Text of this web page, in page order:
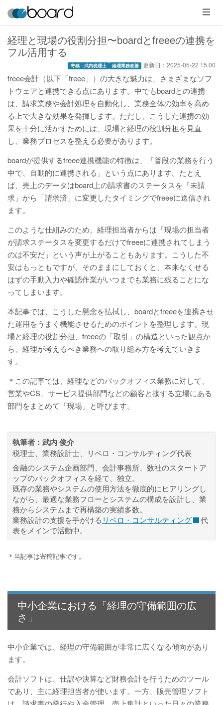
メ
ニ
ュ
ー
経理と現場の役割分担〜boardとfreeeの連携を
フル活用する
寄稿：武内税理士 経理業務改善 更新日： 2025-05-22 15:00
freee会計（以下「freee」）の大きな魅力は、さまざまなソフ
トウェアと連携できる点にあります。中でもboardとの連携
は、請求業務や会計処理を自動化し、業務全体の効率を高め
る上で大きな効果を発揮します。ただし、こうした連携の効
果を十分に活かすためには、現場と経理の役割分担を見直
し、業務プロセスを整える必要があります。
boardが提供するfreee連携機能の特徴は、「普段の業務を行う
中で、自動的に連携される」という点にあります。たとえ
ば、売上のデータはboard上の請求書のステータスを「未請
求」から「請求済」に変更したタイミングでfreeeに送信され
ます。
このような仕組みのため、経理担当者からは「現場の担当者
が請求ステータスを変更するだけでfreeeに連携されてしまう
のは不安だ」という声が上がることもあります。こうした不
安はもっともですが、そのままにしておくと、本来なくせる
はずの手動入力や確認作業がいつまでも業務に残ることにな
ってしまいます。
本記事では、こうした懸念を払拭し、boardとfreeeを連携させ
た運用をうまく機能させるためのポイントを整理します。現
場と経理の役割分担、freeeの「取引」の構造といった観点か
ら、経理が考えるべき業務への取り組み方を考えていきま
す。
＊この記事では、経理などのバックオフィス業務に対して、
営業やCS、サービス提供部門などの顧客と接する立場にある
部門をまとめて「現場」と呼びます。
執筆者： 武内 俊介
税理士、業務設計士、リベロ・コンサルティング代表
金融のシステム企画部門、会計事務所、数社のスタートア
ップのバックオフィスを経て、独立。
既存の業務やシステムの使用方法を徹底的にヒアリングし
ながら、最適な業務フローとシステムの構成を設計し、業
務からシステムまで再構築の実績多数。
業務設計の支援を手がける リベロ・コンサルティング
代
表をメインで活動中。
＊当記事は寄稿記事です。
中小企業における「経理の守備範囲の広
さ」
中小企業では、経理の守備範囲が非常に広くなる傾向があり
ます。
会計ソフトは、仕訳や決算など財務会計を行うためのツール
であり、主に経理担当者が使います。一方、販売管理ソフト